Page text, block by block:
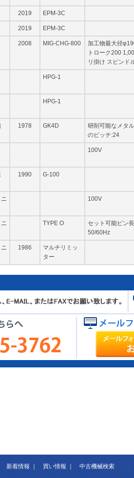
2019 EPM-3C
2019 EPM-3C
2008 MIG-CHG-800
加工物最大径
トローク200
リ掛け スピンド
HPG-1
HPG-1
1978 GK4D
研削可能なメタ
のピッチ:24
100V
1990 G-100
100V
TYPE O
セット可能ピン
50/60Hz
1986
マルチリミッ
ター
新着情報｜買い情報｜中古機械検索